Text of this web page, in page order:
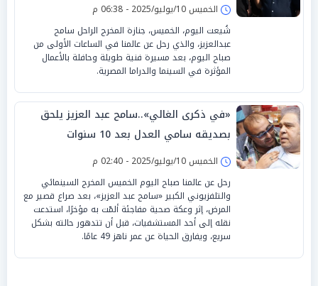
الخميس 10/يوليو/2025 - 06:38 م
شُيعت اليوم، الخميس، جنازة المخرج الراحل سامح
عبدالعزيز، والذي رحل عن عالمنا في الساعات الأولى من
صباح اليوم، بعد مسيرة فنية طويلة وحافلة بالأعمال
المؤثرة في السينما والدراما المصرية.
«في ذكرى الغالي»..سامح عبد العزيز يلحق
بصديقه سامي العدل بعد 10 سنوات
الخميس 10/يوليو/2025 - 02:40 م
رحل عن عالمنا صباح اليوم الخميس المخرج السينمائي
والتلفزيوني الكبير «سامح عبد العزيز»، بعد صراع قصير مع
المرض، إثر وعكة صحية مفاجئة ألمّت به مؤخرًا، استدعت
نقله إلى أحد المستشفيات، قبل أن تتدهور حالته بشكل
سريع، ويفارق الحياة عن عمر ناهز 49 عامًا.